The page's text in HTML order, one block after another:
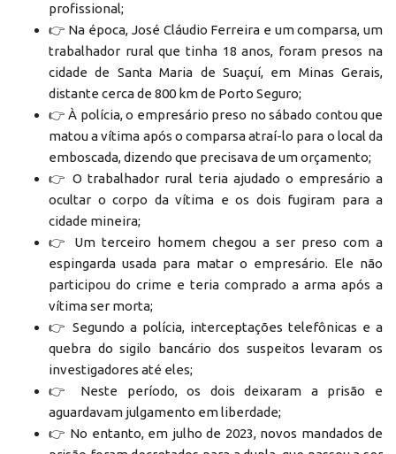
profissional;
👉 Na época, José Cláudio Ferreira e um comparsa, um
trabalhador rural que tinha 18 anos, foram presos na
cidade de Santa Maria de Suaçuí, em Minas Gerais,
distante cerca de 800 km de Porto Seguro;
👉 À polícia, o empresário preso no sábado contou que
matou a vítima após o comparsa atraí-lo para o local da
emboscada, dizendo que precisava de um orçamento;
👉 O trabalhador rural teria ajudado o empresário a
ocultar o corpo da vítima e os dois fugiram para a
cidade mineira;
👉 Um terceiro homem chegou a ser preso com a
espingarda usada para matar o empresário. Ele não
participou do crime e teria comprado a arma após a
vítima ser morta;
👉 Segundo a polícia, interceptações telefônicas e a
quebra do sigilo bancário dos suspeitos levaram os
investigadores até eles;
👉 Neste período, os dois deixaram a prisão e
aguardavam julgamento em liberdade;
👉 No entanto, em julho de 2023, novos mandados de